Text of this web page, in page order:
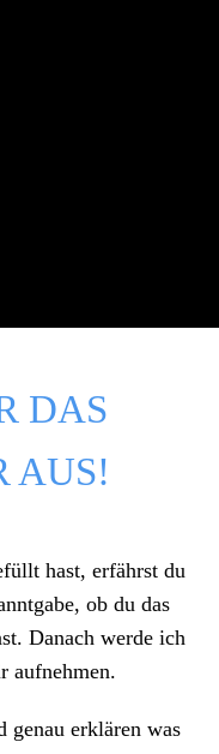
DAS
AUS!
hast, erfährst du
ob du das
Danach werde ich
aufnehmen.
erklären was